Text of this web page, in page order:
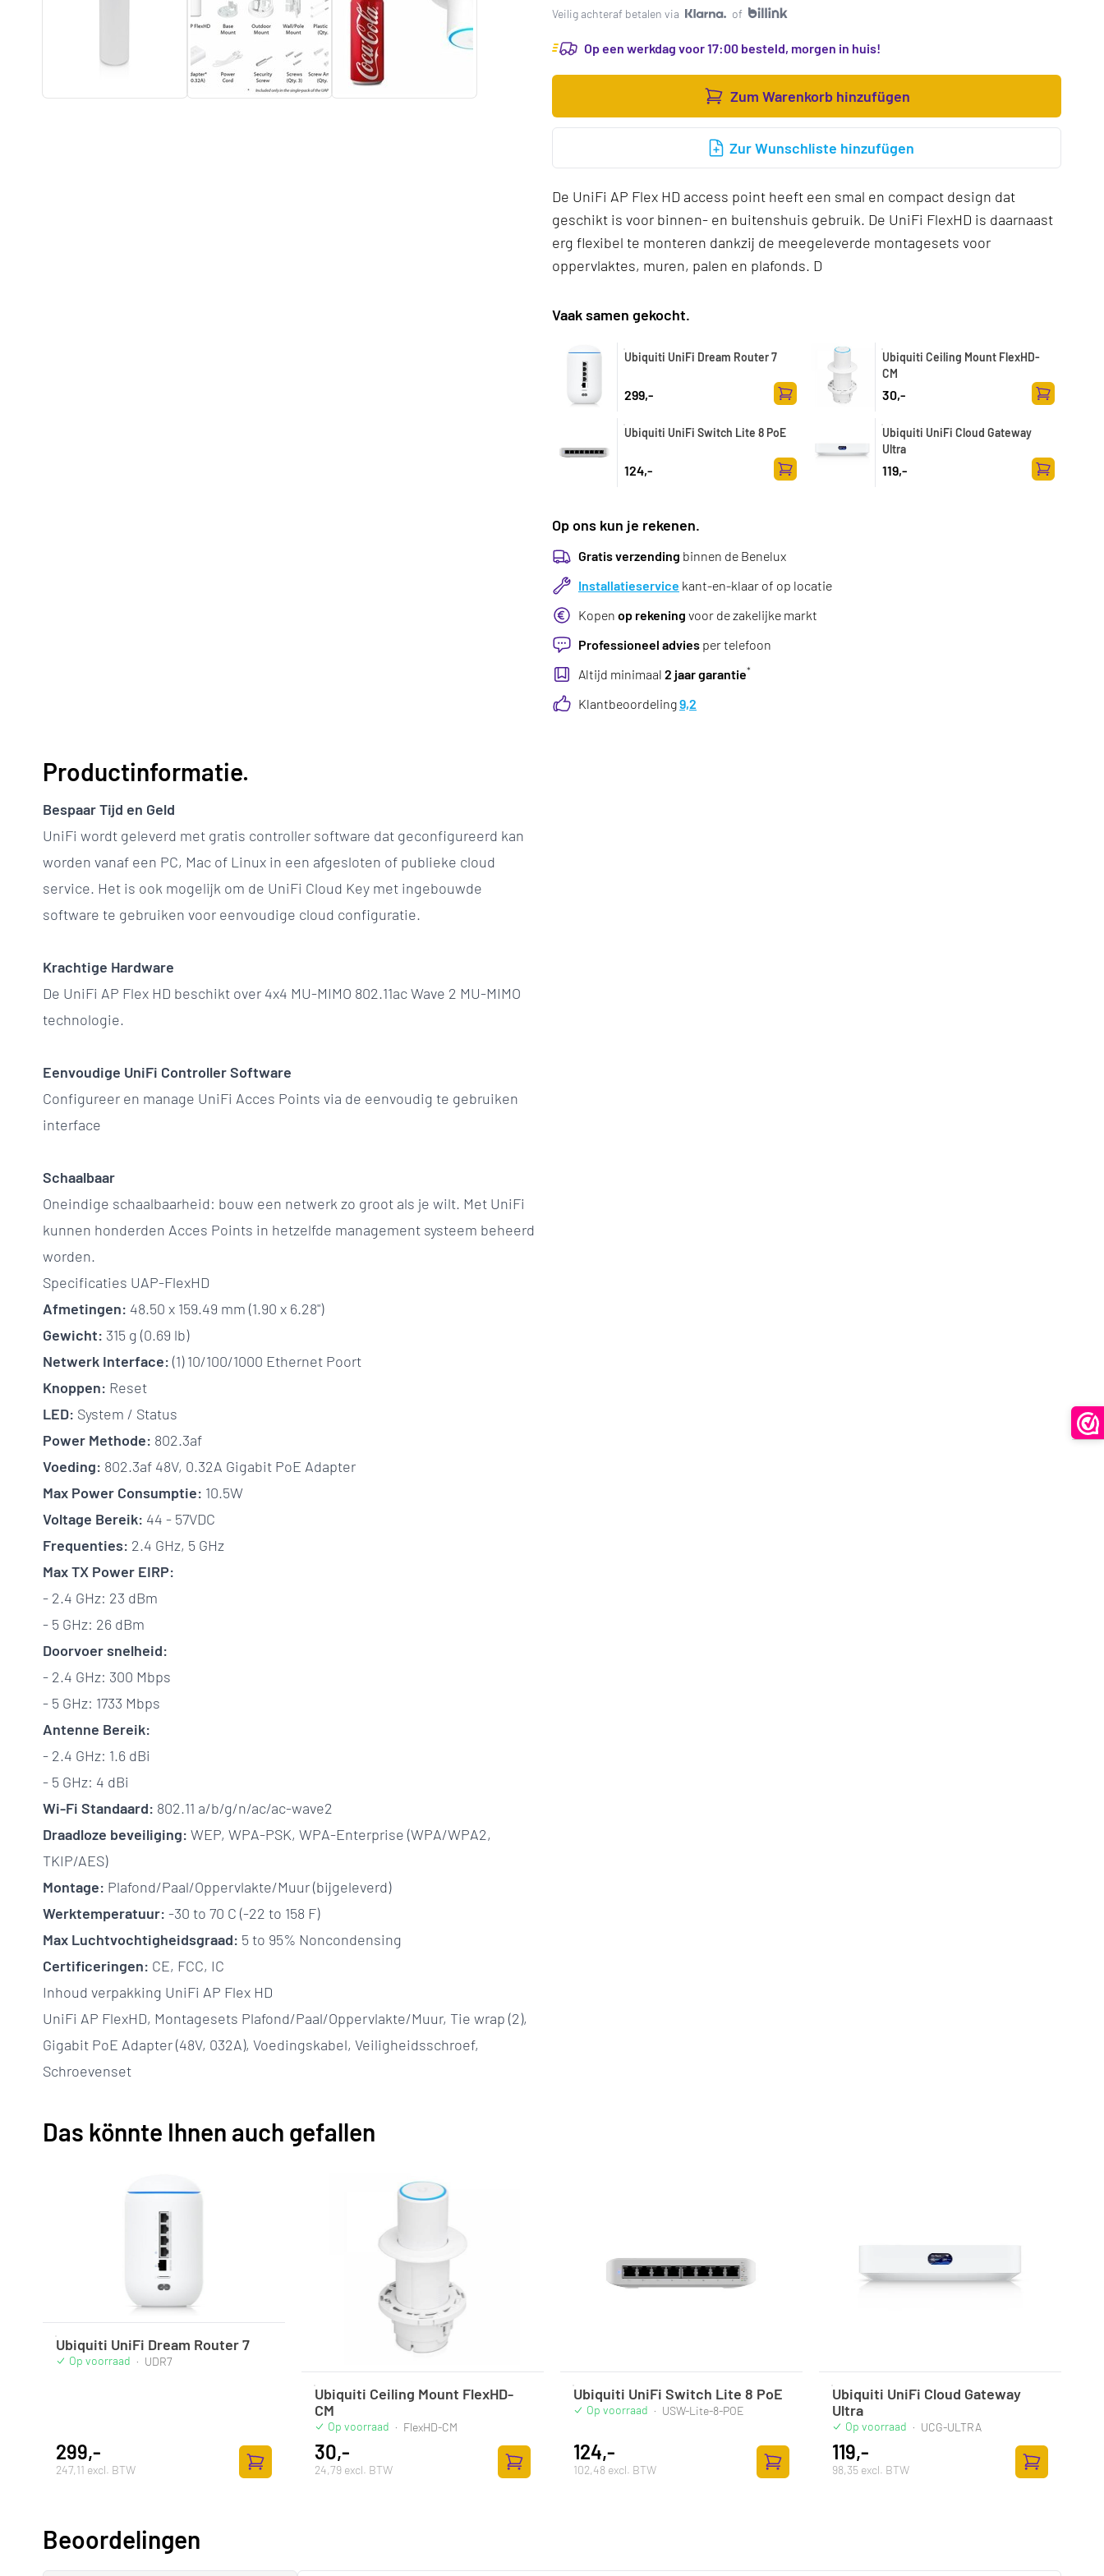
Veilig achteraf betalen via of
Op een werkdag voor 17:00 besteld, morgen in huis!
Zum Warenkorb hinzufügen
Zur Wunschliste hinzufügen
De UniFi AP Flex HD access point heeft een smal en compact design dat
geschikt is voor binnen- en buitenshuis gebruik. De UniFi FlexHD is daarnaast
erg flexibel te monteren dankzij de meegeleverde montagesets voor
oppervlaktes, muren, palen en plafonds. D
Vaak samen gekocht.
Ubiquiti UniFi Dream Router 7
299,-
Zum Warenkorb hinzufügen
Ubiquiti Ceiling Mount FlexHD-
CM
30,-
Zum
Ubiquiti UniFi Switch Lite 8 PoE
124,-
Zum Warenkorb hinzufügen
Ubiquiti UniFi Cloud Gateway
Ultra
119,-
Zum
Op ons kun je rekenen.
Gratis verzending binnen de Benelux
Installatieservice kant-en-klaar of op locatie
Kopen op rekening voor de zakelijke markt
Professioneel advies per telefoon
Altijd minimaal 2 jaar garantie*
Klantbeoordeling9,2
Productinformatie.
Bespaar Tijd en Geld
UniFi wordt geleverd met gratis controller software dat geconfigureerd kan
worden vanaf een PC, Mac of Linux in een afgesloten of publieke cloud
service. Het is ook mogelijk om de UniFi Cloud Key met ingebouwde
software te gebruiken voor eenvoudige cloud configuratie.
Krachtige Hardware
De UniFi AP Flex HD beschikt over 4x4 MU-MIMO 802.11ac Wave 2 MU-MIMO
technologie.
Eenvoudige UniFi Controller Software
Configureer en manage UniFi Acces Points via de eenvoudig te gebruiken
interface
Schaalbaar
Oneindige schaalbaarheid: bouw een netwerk zo groot als je wilt. Met UniFi
kunnen honderden Acces Points in hetzelfde management systeem beheerd
worden.
Specificaties UAP-FlexHD
Afmetingen: 48.50 x 159.49 mm (1.90 x 6.28")
Gewicht: 315 g (0.69 lb)
Netwerk Interface: (1) 10/100/1000 Ethernet Poort
Knoppen: Reset
LED: System / Status
Power Methode: 802.3af
Voeding: 802.3af 48V, 0.32A Gigabit PoE Adapter
Max Power Consumptie: 10.5W
Voltage Bereik: 44 - 57VDC
Frequenties: 2.4 GHz, 5 GHz
Max TX Power EIRP:
- 2.4 GHz: 23 dBm
- 5 GHz: 26 dBm
Doorvoer snelheid:
- 2.4 GHz: 300 Mbps
- 5 GHz: 1733 Mbps
Antenne Bereik:
- 2.4 GHz: 1.6 dBi
- 5 GHz: 4 dBi
Wi-Fi Standaard: 802.11 a/b/g/n/ac/ac-wave2
Draadloze beveiliging: WEP, WPA-PSK, WPA-Enterprise (WPA/WPA2,
TKIP/AES)
Montage: Plafond/Paal/Oppervlakte/Muur (bijgeleverd)
Werktemperatuur: -30 to 70 C (-22 to 158 F)
Max Luchtvochtigheidsgraad: 5 to 95% Noncondensing
Certificeringen: CE, FCC, IC
Inhoud verpakking UniFi AP Flex HD
UniFi AP FlexHD, Montagesets Plafond/Paal/Oppervlakte/Muur, Tie wrap (2),
Gigabit PoE Adapter (48V, 032A), Voedingskabel, Veiligheidsschroef,
Schroevenset
Das könnte Ihnen auch gefallen
Ubiquiti UniFi Dream Router 7
Op voorraad · UDR7
299,-
247,11 excl. BTW
Zum Warenkorb hinzufügen
Ubiquiti Ceiling Mount FlexHD-
CM
Op voorraad · FlexHD-CM
30,-
24,79 excl. BTW
Zum Warenkorb hinzufügen
Ubiquiti UniFi Switch Lite 8 PoE
Op voorraad · USW-Lite-8-POE
124,-
102,48 excl. BTW
Zum Warenkorb hinzufügen
Ubiquiti UniFi Cloud Gateway
Ultra
Op voorraad · UCG-ULTRA
119,-
98,35 excl. BTW
Zum
Beoordelingen